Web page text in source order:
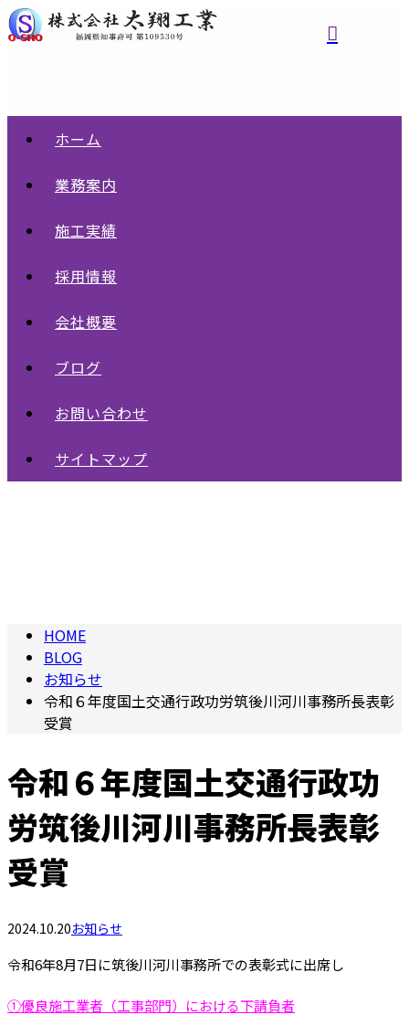
ホーム
業務案内
施工実績
採用情報
会社概要
ブログ
お問い合わせ
サイトマップ
HOME
BLOG
お知らせ
令和６年度国土交通行政功労筑後川河川事務所長表彰
受賞
令和６年度国土交通行政功
労筑後川河川事務所長表彰
受賞
2024.10.20お知らせ
令和6年8月7日に筑後川河川事務所での表彰式に出席し
①優良施工業者（工事部門）における下請負者